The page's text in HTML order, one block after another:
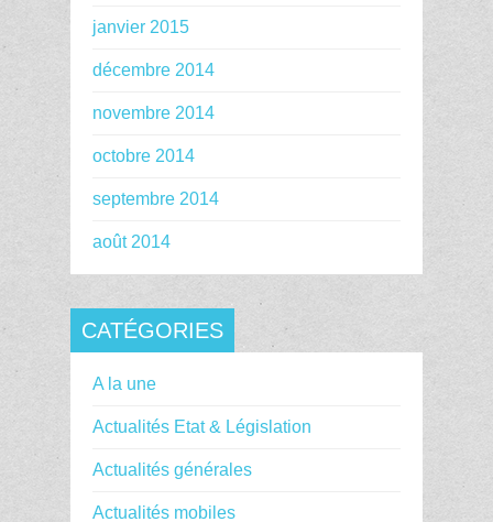
janvier 2015
décembre 2014
novembre 2014
octobre 2014
septembre 2014
août 2014
CATÉGORIES
A la une
Actualités Etat & Législation
Actualités générales
Actualités mobiles